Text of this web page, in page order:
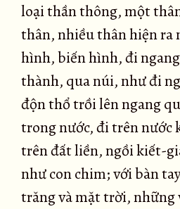
loại thần thông, một
thân, nhiều thân hiện ra
hình, biến hình, đi
thành, qua núi, như đi
độn thổ trồi lên ngang
trong nước, đi trên nước
trên đất liền, ngồi kiết-
như con chim; với bàn
trăng và mặt trời, những